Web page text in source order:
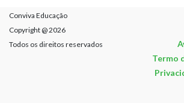
Conviva Educação
Copyright @ 2026
Todos os direitos reservados
Termo